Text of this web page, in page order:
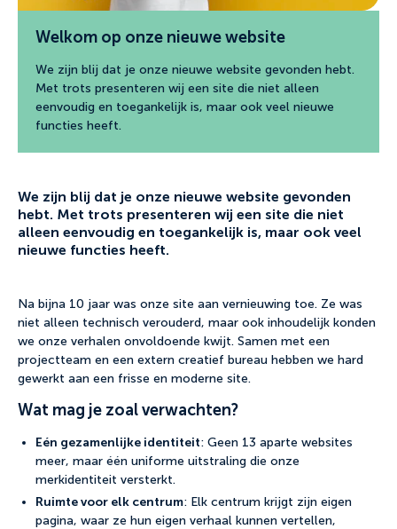
Welkom op onze nieuwe website
We zijn blij dat je onze nieuwe website gevonden hebt.
Met trots presenteren wij een site die niet alleen
eenvoudig en toegankelijk is, maar ook veel nieuwe
functies heeft.
We zijn blij dat je onze nieuwe website gevonden
hebt. Met trots presenteren wij een site die niet
alleen eenvoudig en toegankelijk is, maar ook veel
nieuwe functies heeft.
Na bijna 10 jaar was onze site aan vernieuwing toe. Ze was
niet alleen technisch verouderd, maar ook inhoudelijk konden
we onze verhalen onvoldoende kwijt. Samen met een
projectteam en een extern creatief bureau hebben we hard
gewerkt aan een frisse en moderne site.
Wat mag je zoal verwachten?
Eén gezamenlijke identiteit: Geen 13 aparte websites
meer, maar één uniforme uitstraling die onze
merkidentiteit versterkt.
Ruimte voor elk centrum: Elk centrum krijgt zijn eigen
pagina, waar ze hun eigen verhaal kunnen vertellen,